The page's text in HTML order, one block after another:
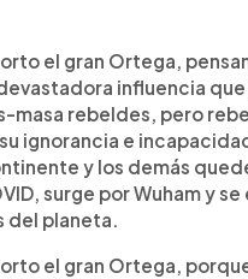
el gran Ortega,
influencia
masa rebeldes, pero
ignorancia e
y los demás
surge por Wuham y
del planeta.
el gran Ortega,